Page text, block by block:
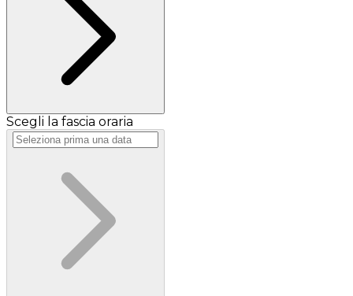
Scegli la fascia oraria